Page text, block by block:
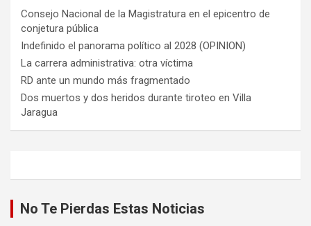
Consejo Nacional de la Magistratura en el epicentro de
conjetura pública
Indefinido el panorama político al 2028 (OPINION)
La carrera administrativa: otra víctima
RD ante un mundo más fragmentado
Dos muertos y dos heridos durante tiroteo en Villa
Jaragua
No Te Pierdas Estas Noticias